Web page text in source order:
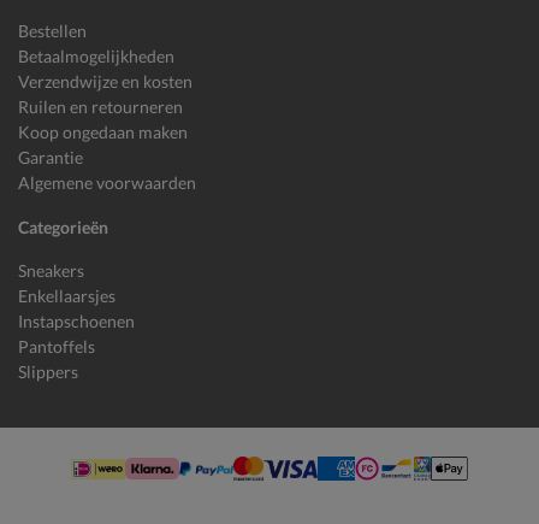
Bestellen
Betaalmogelijkheden
Verzendwijze en kosten
Ruilen en retourneren
Koop ongedaan maken
Garantie
Algemene voorwaarden
Categorieën
Sneakers
Enkellaarsjes
Instapschoenen
Pantoffels
Slippers